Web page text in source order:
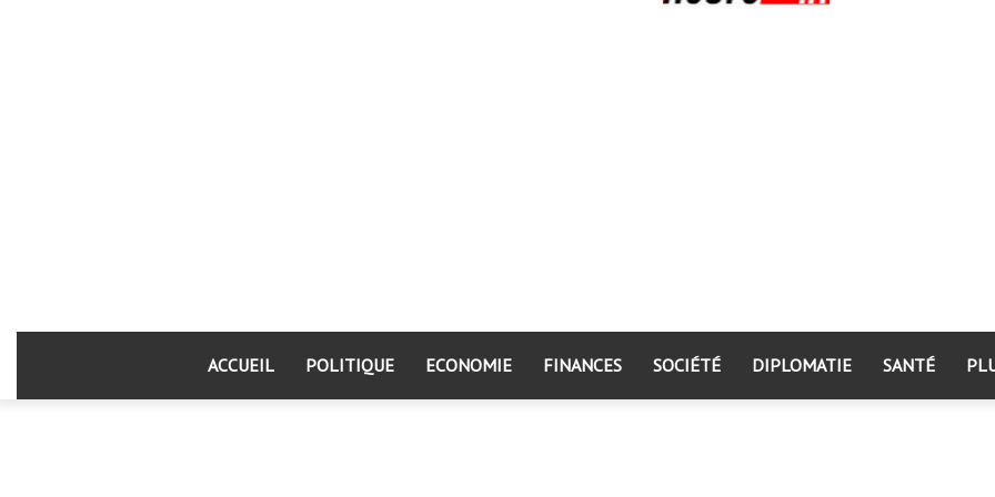
ACCUEIL POLITIQUE ECONOMIE FINANCES SOCIÉTÉ DIPLOMATIE SANTÉ